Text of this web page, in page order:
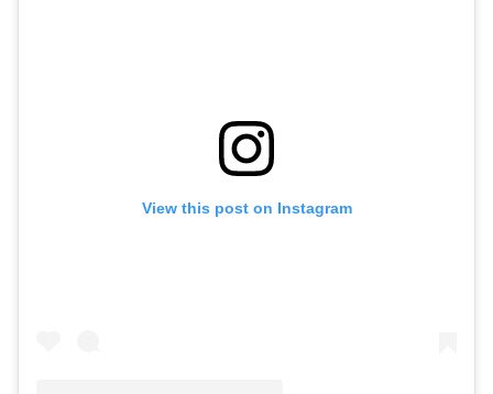
View this post on Instagram